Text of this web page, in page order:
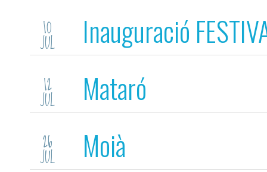
10
JUL Inauguració
12
JUL Mataró
26
JUL Moià